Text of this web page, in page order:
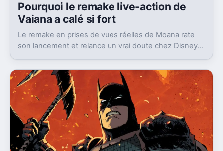
Pourquoi le remake live-action de
Vaiana a calé si fort
Le remake en prises de vues réelles de Moana rate
son lancement et relance un vrai doute chez Disney